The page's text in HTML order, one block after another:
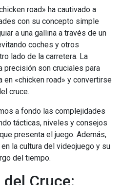
road» ha cautivado a
con su concepto simple
a una gallina a través de un
coches y otros
lado de la carretera. La
precisión son cruciales para
en «chicken road» y convertirse
cruce.
a fondo las complejidades
tácticas, niveles y consejos
presenta el juego. Además,
la cultura del videojuego y su
del tiempo.
Cruce: